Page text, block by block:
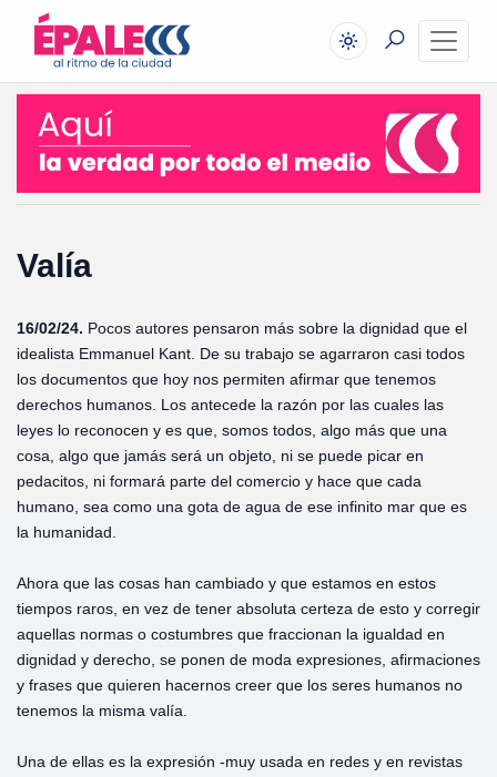
Valía
16/02/24. Pocos autores pensaron más sobre la dignidad que el
idealista Emmanuel Kant. De su trabajo se agarraron casi todos
los documentos que hoy nos permiten afirmar que tenemos
derechos humanos. Los antecede la razón por las cuales las
leyes lo reconocen y es que, somos todos, algo más que una
cosa, algo que jamás será un objeto, ni se puede picar en
pedacitos, ni formará parte del comercio y hace que cada
humano, sea como una gota de agua de ese infinito mar que es
la humanidad.
Ahora que las cosas han cambiado y que estamos en estos
tiempos raros, en vez de tener absoluta certeza de esto y corregir
aquellas normas o costumbres que fraccionan la igualdad en
dignidad y derecho, se ponen de moda expresiones, afirmaciones
y frases que quieren hacernos creer que los seres humanos no
tenemos la misma valía.
Una de ellas es la expresión -muy usada en redes y en revistas